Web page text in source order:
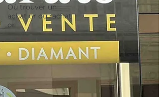
Où trouver un
achat or ou rachat
or